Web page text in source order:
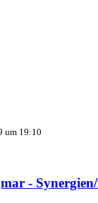
um 19:10
-